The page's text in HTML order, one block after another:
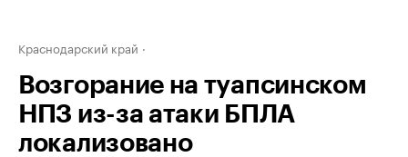
Краснодарский край
Возгорание на туапсинском
НПЗ из-за атаки БПЛА
локализовано